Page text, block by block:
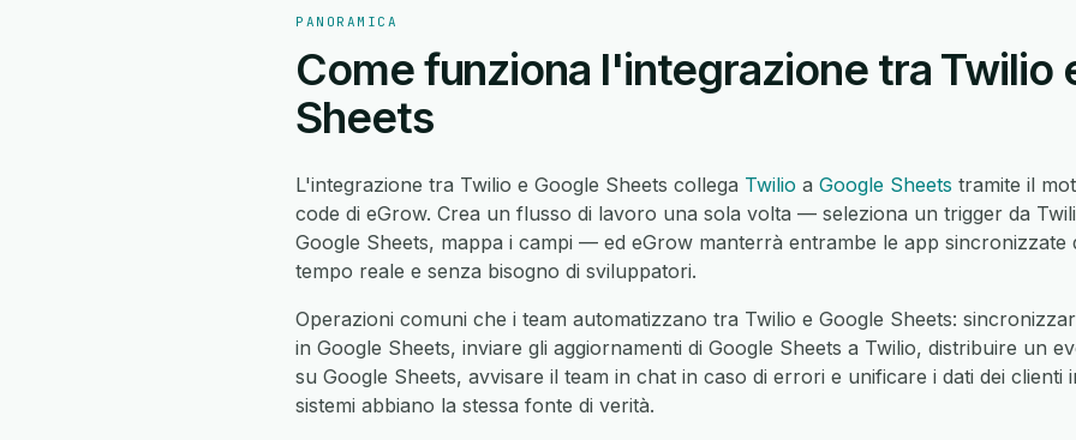
PANORAMICA
Come funziona l'integrazione tra Twilio
Sheets
L'integrazione tra Twilio e Google Sheets collega Twilio a Google Sheets tramite il
code di eGrow. Crea un flusso di lavoro una sola volta — seleziona un trigger da
Google Sheets, mappa i campi — ed eGrow manterrà entrambe le app sincronizzate
tempo reale e senza bisogno di sviluppatori.
Operazioni comuni che i team automatizzano tra Twilio e Google Sheets:
in Google Sheets, inviare gli aggiornamenti di Google Sheets a Twilio, distribuire un
su Google Sheets, avvisare il team in chat in caso di errori e unificare i dati dei clienti
sistemi abbiano la stessa fonte di verità.